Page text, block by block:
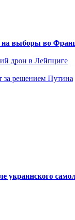
на выборы во
дрон в Лейпциге
за решением Путина
украинского